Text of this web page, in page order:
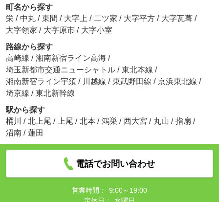
町名から探す
栄 / 中丸 / 東間 / 大字上 / 二ツ家 / 大字平方 / 大字瓦葺 /
大字領家 / 大字原市 / 大字小室
路線から探す
高崎線 / 湘南新宿ライン高海 /
埼玉新都市交通ニューシャトル / 東北本線 /
湘南新宿ライン宇須 / 川越線 / 東武野田線 / 京浜東北線 /
埼京線 / 東北新幹線
駅から探す
桶川
/ 北上尾 / 上尾 / 北本 / 鴻巣 / 西大宮 / 丸山 / 指扇 /
沼南 / 蓮田
電話でお問い合わせ
営業時間：
9:00～19:00
定休日：
水曜日